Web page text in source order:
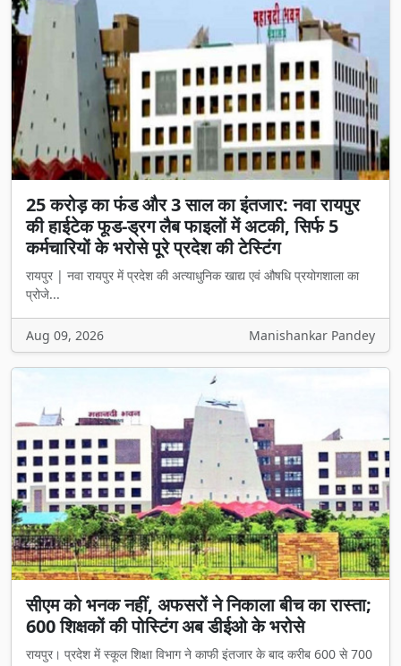
25 करोड़ का फंड और 3 साल का इंतजार: नवा रायपुर
की हाईटेक फूड-ड्रग लैब फाइलों में अटकी, सिर्फ 5
कर्मचारियों के भरोसे पूरे प्रदेश की टेस्टिंग
रायपुर | नवा रायपुर में प्रदेश की अत्याधुनिक खाद्य एवं औषधि प्रयोगशाला का
प्रोजे...
Aug 09, 2026 Manishankar Pandey
सीएम को भनक नहीं, अफसरों ने निकाला बीच का रास्ता;
600 शिक्षकों की पोस्टिंग अब डीईओ के भरोसे
रायपुर। प्रदेश में स्कूल शिक्षा विभाग ने काफी इंतजार के बाद करीब 600 से 700